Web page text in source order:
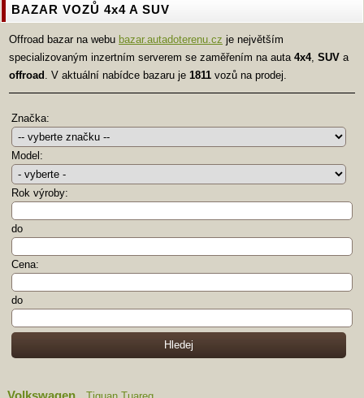
BAZAR VOZŮ 4x4 A SUV
Offroad bazar na webu bazar.autadoterenu.cz je největším
specializovaným inzertním serverem se zaměřením na auta 4x4, SUV a
offroad
. V aktuální nabídce bazaru je 1811 vozů na prodej.
Značka:
Model:
Rok výroby:
do
Cena:
do
Volkswagen